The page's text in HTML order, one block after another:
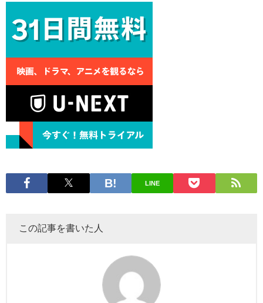
LINE
この記事を書いた人